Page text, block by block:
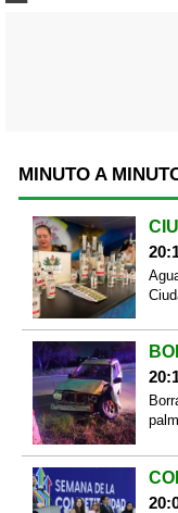
MINUTO A